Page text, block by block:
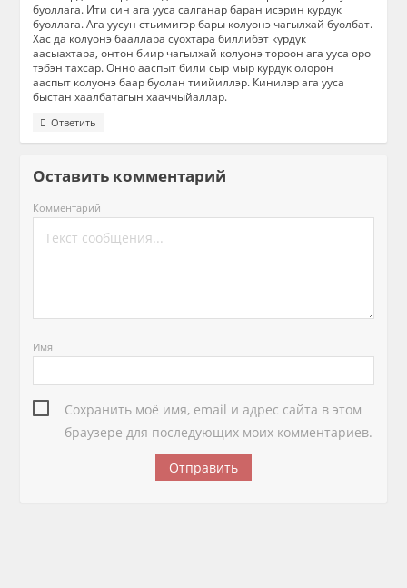
буоллага. Ити син ага ууса салганар баран исэрин курдук
буоллага. Ага уусун стьимигэр бары колуонэ чагылхай буолбат.
Хас да колуонэ бааллара суохтара биллибэт курдук
аасыахтара, онтон биир чагылхай колуонэ тороон ага ууса оро
тэбэн тахсар. Онно ааспыт били сыр мыр курдук олорон
ааспыт колуонэ баар буолан тиийиллэр. Кинилэр ага ууса
быстан хаалбатагын хааччыйаллар.
Ответить
Оставить комментарий
Комментарий
Имя
Сохранить моё имя, email и адрес сайта в этом
браузере для последующих моих комментариев.